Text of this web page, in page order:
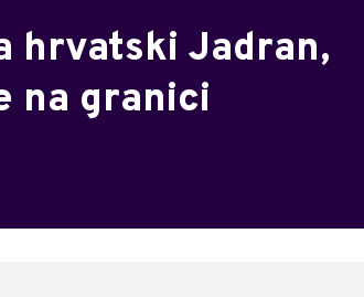
hrvatski Jadran,
na granici